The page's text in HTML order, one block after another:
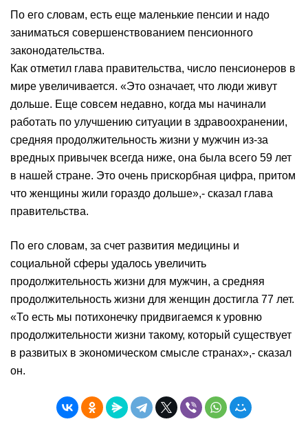
По его словам, есть еще маленькие пенсии и надо
заниматься совершенствованием пенсионного
законодательства.
Как отметил глава правительства, число пенсионеров в
мире увеличивается. «Это означает, что люди живут
дольше. Еще совсем недавно, когда мы начинали
работать по улучшению ситуации в здравоохранении,
средняя продолжительность жизни у мужчин из-за
вредных привычек всегда ниже, она была всего 59 лет
в нашей стране. Это очень прискорбная цифра, притом
что женщины жили гораздо дольше»,- сказал глава
правительства.
По его словам, за счет развития медицины и
социальной сферы удалось увеличить
продолжительность жизни для мужчин, а средняя
продолжительность жизни для женщин достигла 77 лет.
«То есть мы потихонечку придвигаемся к уровню
продолжительности жизни такому, который существует
в развитых в экономическом смысле странах»,- сказал
он.